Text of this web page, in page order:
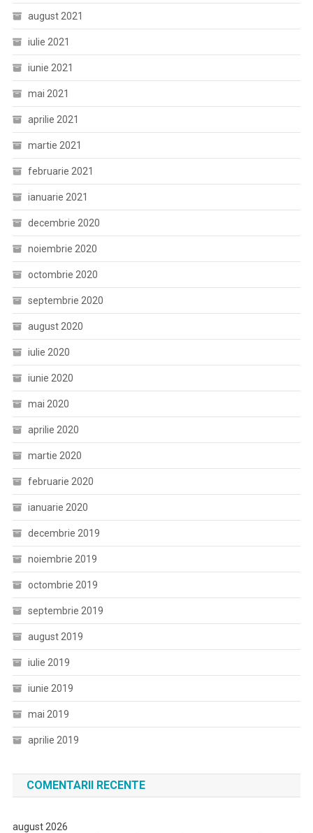
august 2021
iulie 2021
iunie 2021
mai 2021
aprilie 2021
martie 2021
februarie 2021
ianuarie 2021
decembrie 2020
noiembrie 2020
octombrie 2020
septembrie 2020
august 2020
iulie 2020
iunie 2020
mai 2020
aprilie 2020
martie 2020
februarie 2020
ianuarie 2020
decembrie 2019
noiembrie 2019
octombrie 2019
septembrie 2019
august 2019
iulie 2019
iunie 2019
mai 2019
aprilie 2019
COMENTARII RECENTE
august 2026